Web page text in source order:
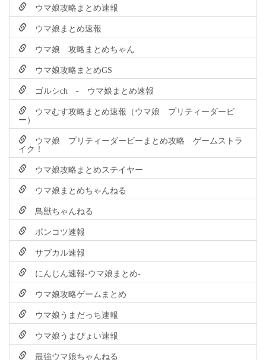
ウマ娘攻略まとめ速報
ウマ娘まとめ速報
ウマ娘 攻略まとめちゃん
ウマ娘攻略まとめGS
ゴルシch - ウマ娘まとめ速報
ウマむす攻略まとめ速報（ウマ娘 プリティーダービ
ー）
ウマ娘 プリティーダービーまとめ攻略 ゲームストラ
イク！
ウマ娘攻略まとめステイヤー
ウマ娘まとめちゃんねる
鳥獣ちゃんねる
ポンコツ速報
サブカル速報
にんじん速報-ウマ娘まとめ-
ウマ娘攻略ゲームまとめ
ウマ娘うまだっち速報
ウマ娘うまぴょい速報
最強ウマ娘ちゃんねる